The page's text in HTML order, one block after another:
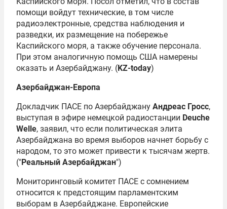
помощи войдут технические, в том числе
радиоэлектронные, средства наблюдения и
разведки, их размещение на побережье
Каспийского моря, а также обучение персонала.
При этом аналогичную помощь США намерены
оказать и Азербайджану. (KZ-today)
Азербайджан-Европа
Докладчик ПАСЕ по Азербайджану Андреас Гросс,
выступая в эфире немецкой радиостанции Deuche
Welle, заявил, что если политическая элита
Азербайджана во время выборов начнет борьбу с
народом, то это может привести к тысячам жертв.
("Реальный Азербайджан")
Мониторинговый комитет ПАСЕ с сомнением
относится к предстоящим парламентским
выборам в Азербайджане. Европейские